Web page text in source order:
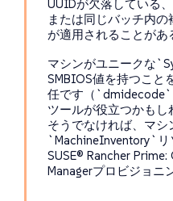
UUIDが欠落している、
または同じバッチ内
が適用されることがあ
マシンがユニークな
SMBIOS値を持つこと
任です（`dmidecode`
ツールが役立つかもし
そうでなければ、マシ
`MachineInventory`リ
SUSE® Rancher Prime:
Managerプロビジョニ